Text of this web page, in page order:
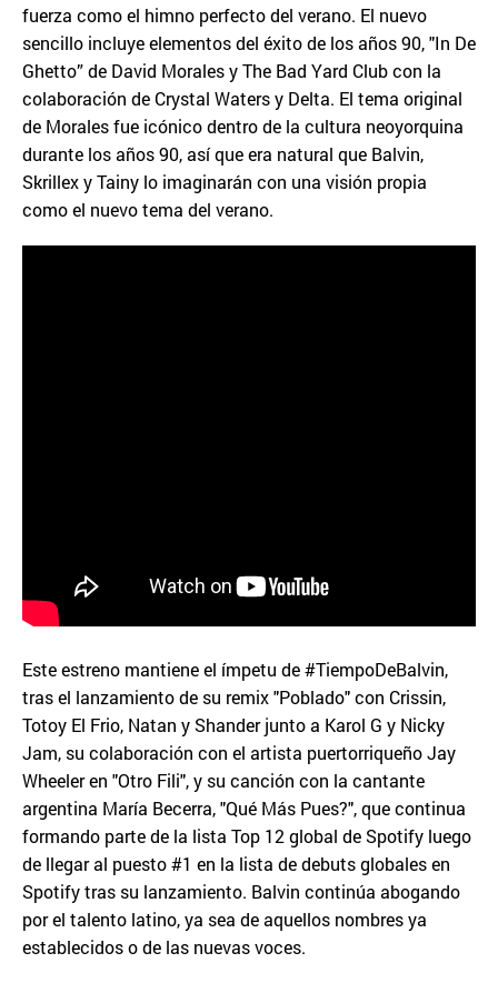
fuerza como el himno perfecto del verano. El nuevo
sencillo incluye elementos del éxito de los años 90, "In De
Ghetto” de David Morales y The Bad Yard Club con la
colaboración de Crystal Waters y Delta. El tema original
de Morales fue icónico dentro de la cultura neoyorquina
durante los años 90, así que era natural que Balvin,
Skrillex y Tainy lo imaginarán con una visión propia
como el nuevo tema del verano.
Este estreno mantiene el ímpetu de #TiempoDeBalvin,
tras el lanzamiento de su remix "Poblado" con Crissin,
Totoy El Frio, Natan y Shander junto a Karol G y Nicky
Jam, su colaboración con el artista puertorriqueño Jay
Wheeler en "Otro Fili", y su canción con la cantante
argentina María Becerra, "Qué Más Pues?", que continua
formando parte de la lista Top 12 global de Spotify luego
de llegar al puesto #1 en la lista de debuts globales en
Spotify tras su lanzamiento. Balvin continúa abogando
por el talento latino, ya sea de aquellos nombres ya
establecidos o de las nuevas voces.